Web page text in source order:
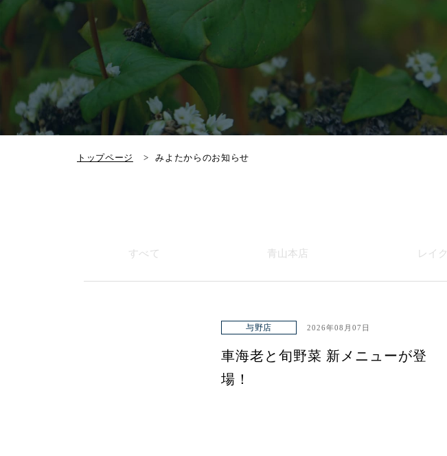
トップページ みよたからのお知らせ
すべて 青山本店 レイク
与野店 2026年08月07日
車海老と旬野菜 新メニューが登
場！